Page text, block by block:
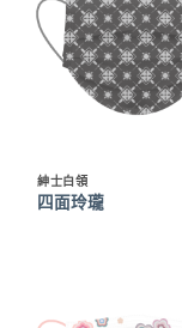
紳士白領
四面玲瓏